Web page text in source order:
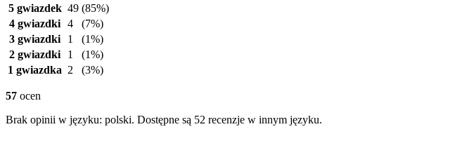
5 gwiazdek 49 (85%)
4 gwiazdki 4
(7%)
3 gwiazdki
1
(1%)
2 gwiazdki
1
(1%)
1 gwiazdka 2 (3%)
57 ocen
Brak opinii w języku: polski. Dostępne są 52 recenzje w innym języku.